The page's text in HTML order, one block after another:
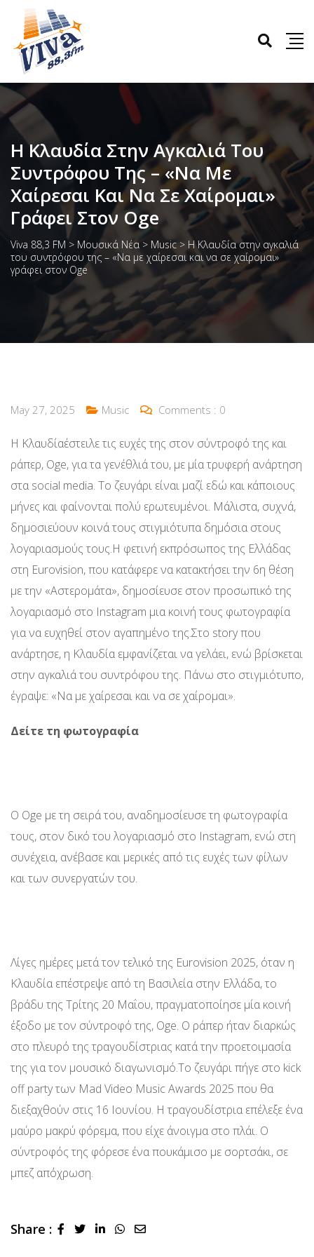
Η Κλαυδία Στην Αγκαλιά Του
Συντρόφου Της – «Να Με
Χαίρεσαι Και Να Σε Χαίρομαι»
Γράφει Στον Oge
Viva 88,3 FM > Μουσικά Νέα > Music > Η Κλαυδία στην αγκαλιά
του συντρόφου της – «Να με χαίρεσαι και να σε χαίρομαι»
γράφει στον Oge
May 27, 2025 Music Comments : 0
H Κλαυδίαέστειλε τις ευχές της στον σύντροφό της και
ράπερ, Oge, για τα γενέθλιά του, με μία τρυφερή ανάρτηση
στα social media. Το ζευγάρι είναι μαζί εδώ και κάποιους
μήνες και φαίνονται πολύ ερωτευμένοι. Μάλιστα, συχνά,
δημοσιεύουν κοινά τους στιγμιότυπα δημόσια στους
λογαριασμούς τους.Η φετινή εκπρόσωπος της Ελλάδας
στη Eurovision, που κατάφερε να κατακτήσει την 6η θέση
με την «Αστερομάτα», δημοσίευσε στον προσωπικό της
λογαριασμό στο Instagram μια κοινή τους φωτογραφία
για να ευχηθεί στον αγαπημένο της.Στο story που
ανάρτησε, η Κλαυδία εμφανίζεται να γελάει, ενώ βρίσκεται
στην αγκαλιά του συντρόφου της. Πάνω στο στιγμιότυπο,
έγραψε: «Να με χαίρεσαι και να σε χαίρομαι».
Δείτε τη φωτογραφία
O Oge με τη σειρά του, αναδημοσίευσε τη φωτογραφία
τους, στον δικό του λογαριασμό στο Instagram, ενώ στη
συνέχεια, ανέβασε και μερικές από τις ευχές των φίλων
και των συνεργατών του.
Λίγες ημέρες μετά τον τελικό της Eurovision 2025, όταν η
Κλαυδία επέστρεψε από τη Βασιλεία στην Ελλάδα, το
βράδυ της Τρίτης 20 Μαΐου, πραγματοποίησε μία κοινή
έξοδο με τον σύντροφό της, Oge. Ο ράπερ ήταν διαρκώς
στο πλευρό της τραγουδίστριας κατά την προετοιμασία
της για τον μουσικό διαγωνισμό.Το ζευγάρι πήγε στο kick
off party των Mad Video Music Awards 2025 που θα
διεξαχθoύν στις 16 Ιουνίου. Η τραγουδίστρια επέλεξε ένα
μαύρο μακρύ φόρεμα, που είχε άνοιγμα στο πλάι. Ο
σύντροφός της φόρεσε ένα πουκάμισο με σορτσάκι, σε
μπεζ απόχρωση.
Share : LinkedInWhatsapp
Share